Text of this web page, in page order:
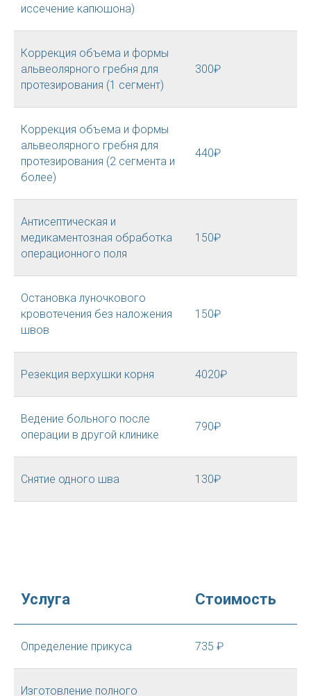
иссечение капюшона)
Коррекция объема и формы
альвеолярного гребня для
протезирования (1 сегмент)
300₽
Коррекция объема и формы
альвеолярного гребня для
протезирования (2 сегмента и
более)
440₽
Антисептическая и
медикаментозная обработка
операционного поля
150₽
Остановка луночкового
кровотечения без наложения
швов
150₽
Резекция верхушки корня 4020₽
Ведение больного после
операции в другой клинике
790₽
Снятие одного шва 130₽
Услуга Стоимость
Определение прикуса 735 ₽
Изготовление полного